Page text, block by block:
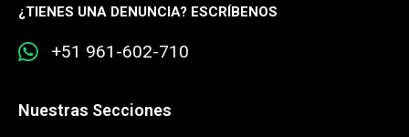
¿TIENES UNA DENUNCIA? ESCRÍBENOS
+51 961-602-710
Nuestras Secciones